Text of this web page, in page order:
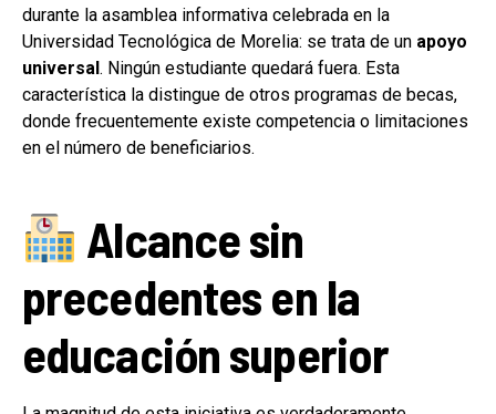
durante la asamblea informativa celebrada en la
Universidad Tecnológica de Morelia: se trata de un apoyo
universal. Ningún estudiante quedará fuera. Esta
característica la distingue de otros programas de becas,
donde frecuentemente existe competencia o limitaciones
en el número de beneficiarios.
Alcance sin
precedentes en la
educación superior